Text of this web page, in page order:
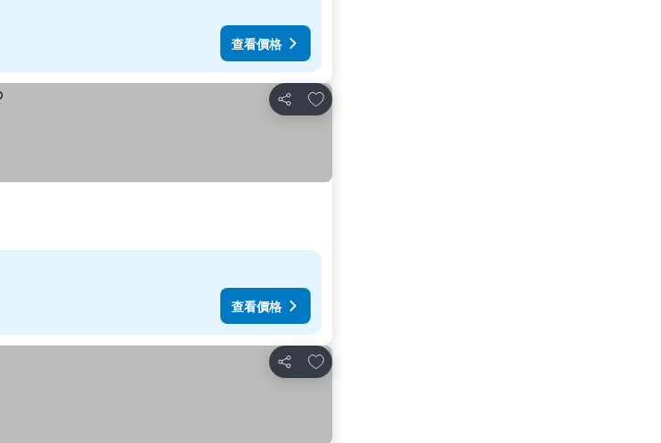
查看價格
分享
加入我的最愛
查看價格
分享
加入我的最愛